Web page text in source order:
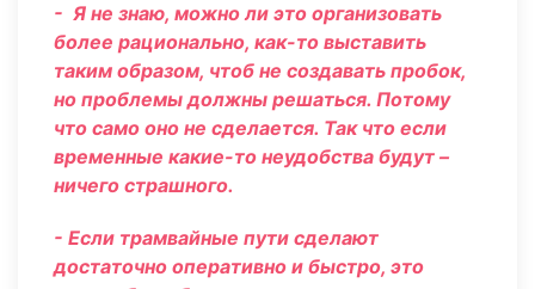
- Я не знаю, можно ли это организовать
более рационально, как-то выставить
таким образом, чтоб не создавать пробок,
но проблемы должны решаться. Потому
что само оно не сделается. Так что если
временные какие-то неудобства будут –
ничего страшного.
- Если трамвайные пути сделают
достаточно оперативно и быстро, это